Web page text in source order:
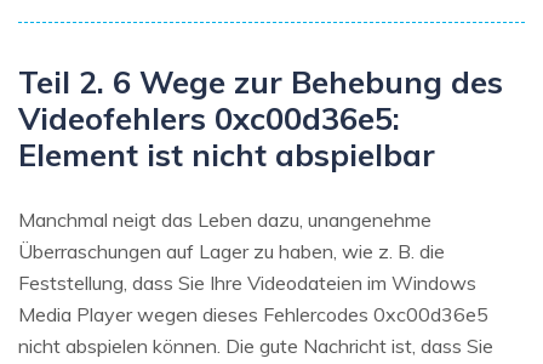
Teil 2. 6 Wege zur Behebung des
Videofehlers 0xc00d36e5:
Element ist nicht abspielbar
Manchmal neigt das Leben dazu, unangenehme
Überraschungen auf Lager zu haben, wie z. B. die
Feststellung, dass Sie Ihre Videodateien im Windows
Media Player wegen dieses Fehlercodes 0xc00d36e5
nicht abspielen können. Die gute Nachricht ist, dass Sie